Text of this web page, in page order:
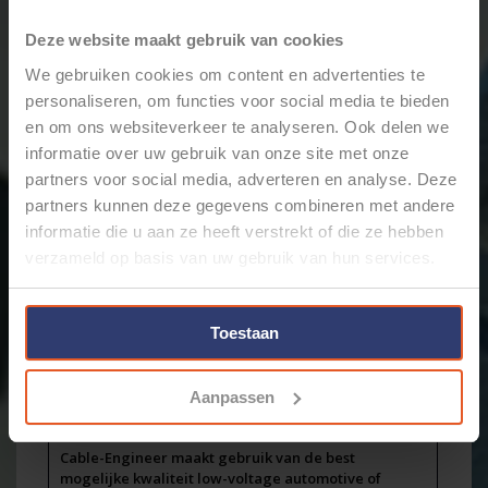
Deze website maakt gebruik van cookies
We gebruiken cookies om content en advertenties te
personaliseren, om functies voor social media te bieden
en om ons websiteverkeer te analyseren. Ook delen we
informatie over uw gebruik van onze site met onze
partners voor social media, adverteren en analyse. Deze
partners kunnen deze gegevens combineren met andere
informatie die u aan ze heeft verstrekt of die ze hebben
verzameld op basis van uw gebruik van hun services.
Toestaan
Aanpassen
+
Email ons over dit product
Aan verlanglijst toevoegen
Toevoegen om te vergelijken
Afdrukken
Informatie Reviews(0)
CE206009
Stukprijs:
€0,80 / Meter
1,5mm2 FLRY-B kabel, verpakt per 10 meter in de
kleur GEEL
Cable-Engineer maakt gebruik van de best
mogelijke kwaliteit low-voltage automotive of